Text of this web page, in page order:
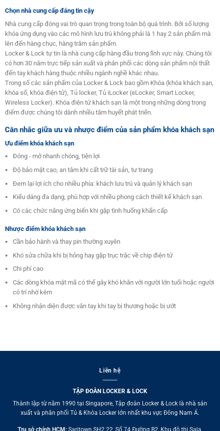
Chọn nhà cung cấp đáng tin cậy
Nhà cung cấp đóng vai trò quan trọng trong toàn bộ quá trình. Bởi số lượng
khóa ứng dụng vào các mô hình lưu trú không phải là 1 hay 2 sản phẩm mà
lên đến hàng chục, hàng trăm sản phẩm.
Locker & Lock tự tin là nhà cung cấp hàng đầu trong lĩnh vực này. Chúng tôi
có hơn 30 năm trực tiếp sản xuất và phân phối các dòng sản phẩm nội thất
đến tay khách hàng thuộc nhiều ngành nghề khác nhau.
Trong số các sản phẩm của Locker & Lock bao gồm Khóa (khóa khách sạn,
khóa số, khóa điện tử), Tủ locker, Tủ iLocker (eLocker, Smart Locker,
Wireless Locker). Khóa điện tử khách sạn là một trong những dòng trọng
điểm được chúng tôi dành nhiều tâm huyết phát triển.
Cân nhắc giữa ưu và nhược điểm của sản phẩm khóa khách sạn
Ưu điểm khóa khách sạn
Đóng - mở nhanh chóng, tiện lợi
Độ bảo mật cao, an tâm khi cất trữ tài sản, tư trang
Đem lại lợi ích cho nhiều phía: khách lưu trú và quản lý khách sạn
Kiểu dáng đa dạng, phù hợp với nhiều phong cách thiết kế khách sạn
Có các chức năng ứng biến khi gặp tình huống khẩn cấp
Nhược điểm khóa khách sạn
Cần bảo hành và thay pin thường xuyên
Khó sửa chữa khi bị hỏng hay gặp trục trặc về chip điện tử
Chi phí cao
Các dòng khóa mật mã có thể gây khó khăn với người lớn tuổi hoặc người
có trí nhớ kém
Không nhận diện được vân tay khi tay bị thương hoặc bị ướt
Liên hệ
TẬP ĐOÀN LOCKER & LOCK
Thành lập từ năm 1990 tại Singapore, Tập đoàn Locker & Lock là nhà sản
xuất và phân phối Tủ & Khóa Locker lớn nhất khu vực Đông Nam Á.